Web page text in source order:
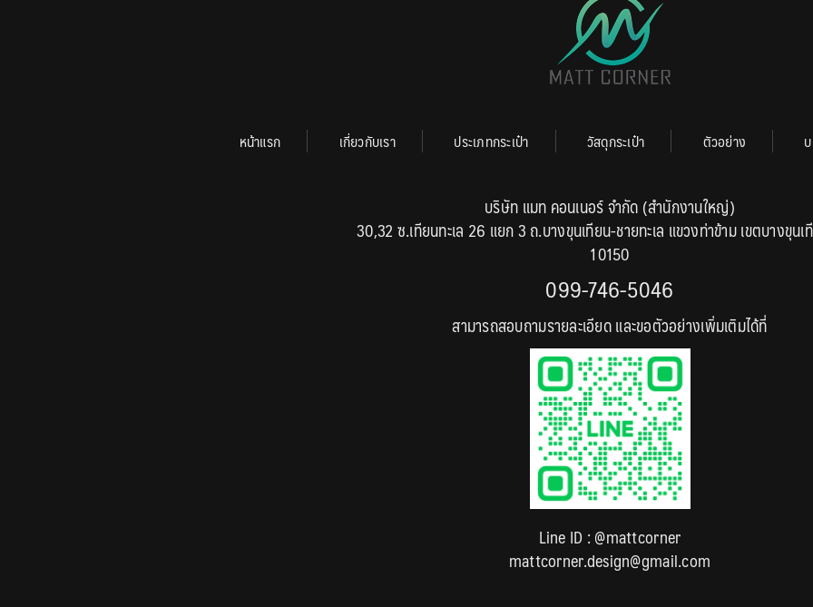
หน้าแรก เกี่ยวกับเรา ประเภทกระเป๋า วัสดุกระเป๋า ตัวอย่าง
บริษัท แมท คอนเนอร์ จำกัด (สำนักงานใหญ่)
30,32 ซ.เทียนทะเล 26 แยก 3 ถ.บางขุนเทียน-ชายทะเล แขวงท่าข้าม เขตบางขุน
10150
099-746-5046
สามารถสอบถามรายละเอียด และขอตัวอย่างเพิ่มเติมได้ที่
Line ID :@mattcorner
mattcorner.design@gmail.com